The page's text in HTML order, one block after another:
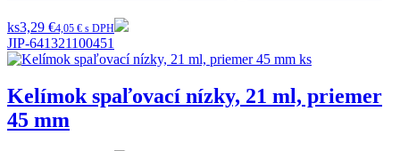
ks3,29 €4,05 € s DPH
JIP-641321100451
Kelímok spaľovací nízky, 21 ml, priemer
45 mm